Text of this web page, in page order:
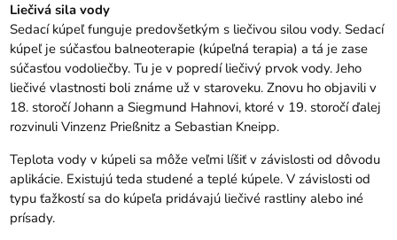
Liečivá sila vody
Sedací kúpeľ funguje predovšetkým s liečivou silou vody. Sedací
kúpeľ je súčasťou balneoterapie (kúpeľná terapia) a tá je zase
súčasťou vodoliečby. Tu je v popredí liečivý prvok vody. Jeho
liečivé vlastnosti boli známe už v staroveku. Znovu ho objavili v
18. storočí Johann a Siegmund Hahnovi, ktoré v 19. storočí ďalej
rozvinuli Vinzenz Prießnitz a Sebastian Kneipp.
Teplota vody v kúpeli sa môže veľmi líšiť v závislosti od dôvodu
aplikácie. Existujú teda studené a teplé kúpele. V závislosti od
typu ťažkostí sa do kúpeľa pridávajú liečivé rastliny alebo iné
prísady.